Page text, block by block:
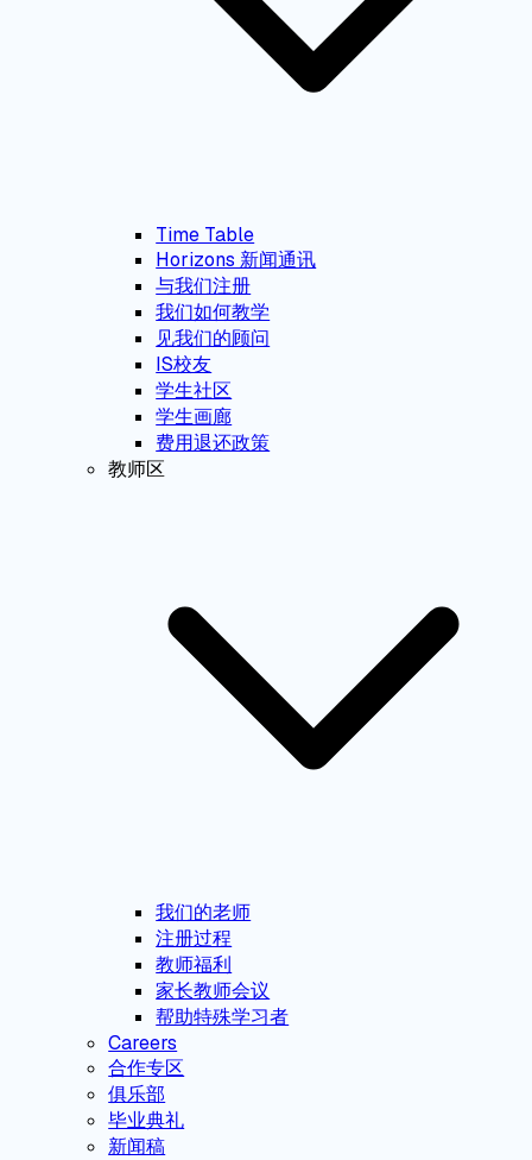
Time Table
Horizons 新闻通讯
与我们注册
我们如何教学
见我们的顾问
IS校友
学生社区
学生画廊
费用退还政策
教师区
我们的老师
注册过程
教师福利
家长教师会议
帮助特殊学习者
Careers
合作专区
俱乐部
毕业典礼
新闻稿